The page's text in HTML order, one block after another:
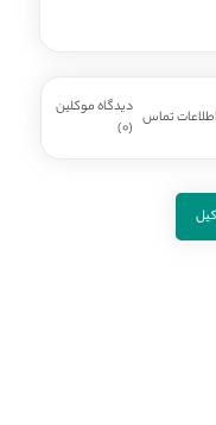
اطلاعات تماس دیدگاه موکلین
(0)